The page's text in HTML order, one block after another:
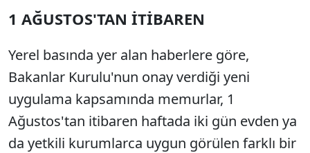
1 AĞUSTOS'TAN İTİBAREN
Yerel basında yer alan haberlere göre,
Bakanlar Kurulu'nun onay verdiği yeni
uygulama kapsamında memurlar, 1
Ağustos'tan itibaren haftada iki gün evden ya
da yetkili kurumlarca uygun görülen farklı bir